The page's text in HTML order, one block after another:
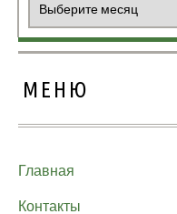
МЕНЮ
Главная
Контакты